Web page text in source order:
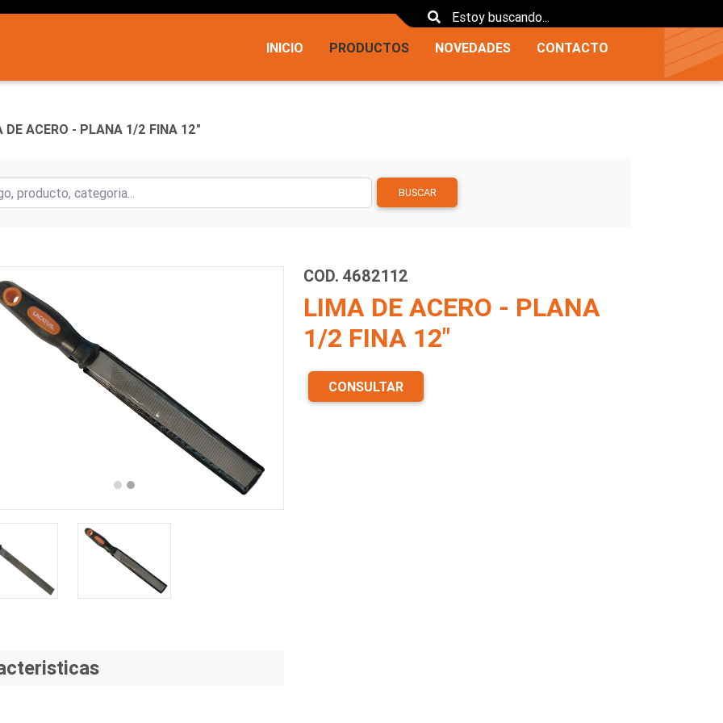
INICIO PRODUCTOS NOVEDADES CONTACTO
DE ACERO - PLANA 1/2 FINA 12"
BUSCAR
COD. 4682112
LIMA DE ACERO - PLANA
1/2 FINA 12"
CONSULTAR